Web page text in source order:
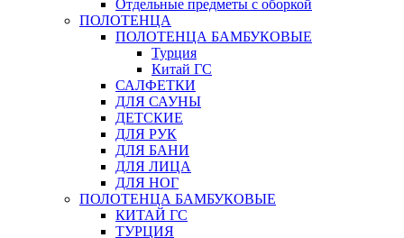
Отдельные предметы с оборкой
ПОЛОТЕНЦА
ПОЛОТЕНЦА БАМБУКОВЫЕ
Турция
Китай ГС
САЛФЕТКИ
ДЛЯ САУНЫ
ДЕТСКИЕ
ДЛЯ РУК
ДЛЯ БАНИ
ДЛЯ ЛИЦА
ДЛЯ НОГ
ПОЛОТЕНЦА БАМБУКОВЫЕ
КИТАЙ ГС
ТУРЦИЯ